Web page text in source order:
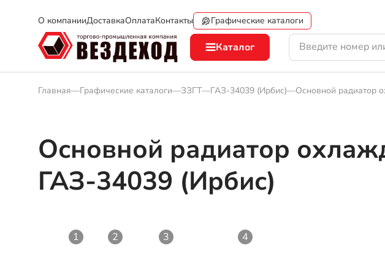
О компанииДоставкаОплатаКонтакты Графические каталоги
Каталог
Главная—Графические каталоги—ЗЗГТ—ГАЗ-34039 (Ирбис)—Основной радиатор
Основной радиатор
ГАЗ-34039 (Ирбис)
1 2 3 4